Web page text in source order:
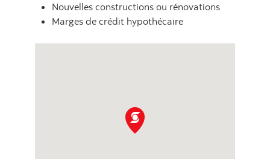
Nouvelles constructions ou rénovations
Marges de crédit hypothécaire